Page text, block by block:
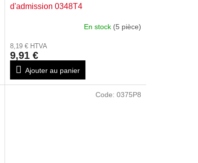
d'admission 0348T4
En stock (5 pièce)
8,19 € HTVA
9,91 €
Ajouter au panier
Code: 0375P8